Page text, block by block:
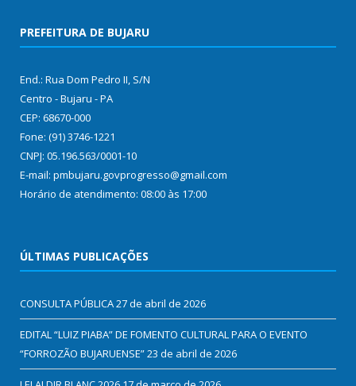
PREFEITURA DE BUJARU
End.: Rua Dom Pedro II, S/N
Centro - Bujaru - PA
CEP: 68670-000
Fone: (91) 3746-1221
CNPJ: 05.196.563/0001-10
E-mail: pmbujaru.govprogresso@gmail.com
Horário de atendimento: 08:00 às 17:00
ÚLTIMAS PUBLICAÇÕES
CONSULTA PÚBLICA27 de abril de 2026
EDITAL “LUIZ PIABA” DE FOMENTO CULTURAL PARA O EVENTO
“FORROZÃO BUJARUENSE”23 de abril de 2026